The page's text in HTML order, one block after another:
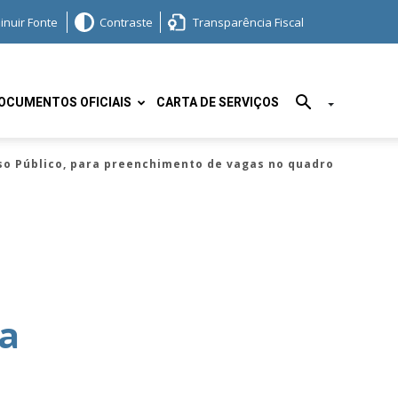
Fonte Contraste Transparência Fiscal
OFICIAIS CARTA DE SERVIÇOS
Público, para preenchimento de vagas no quadro